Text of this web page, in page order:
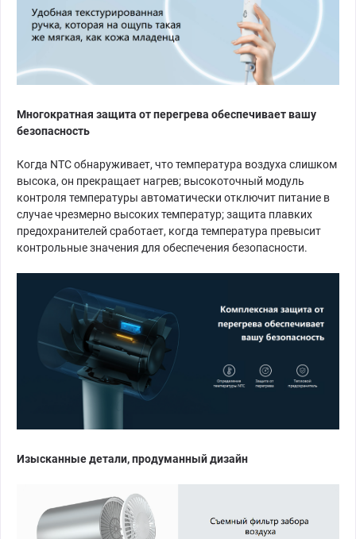
Многократная защита от перегрева обеспечивает вашу
безопасность
Когда NTC обнаруживает, что температура воздуха слишком
высока, он прекращает нагрев; высокоточный модуль
контроля температуры автоматически отключит питание в
случае чрезмерно высоких температур; защита плавких
предохранителей сработает, когда температура превысит
контрольные значения для обеспечения безопасности.
Изысканные детали, продуманный дизайн